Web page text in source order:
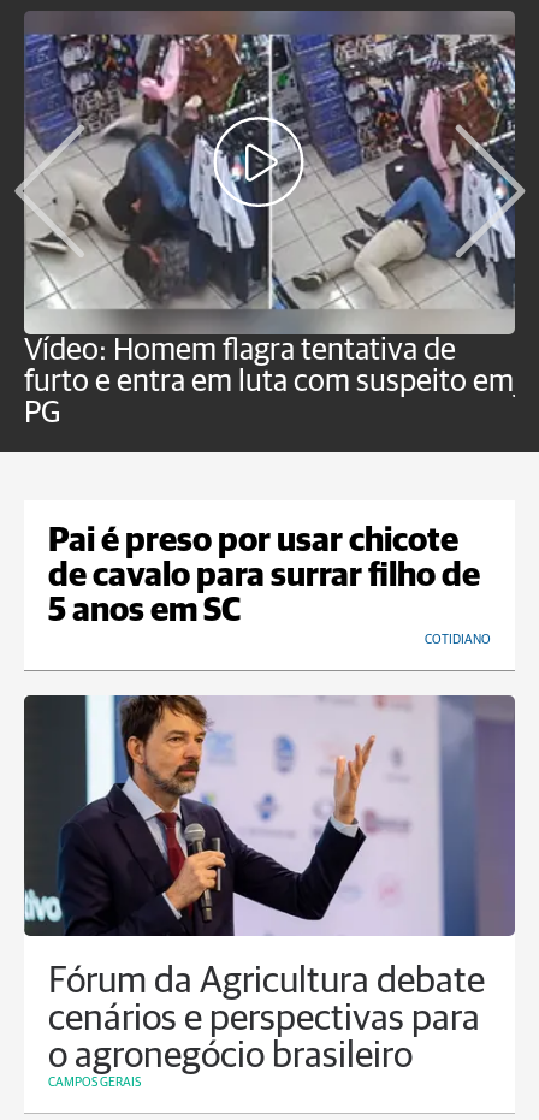
Vídeo: Homem flagra tentativa de
furto e entra em luta com suspeito em
PG
Pai é preso por usar chicote
de cavalo para surrar filho de
5 anos em SC
COTIDIANO
Fórum da Agricultura debate
cenários e perspectivas para
o agronegócio brasileiro
CAMPOS GERAIS